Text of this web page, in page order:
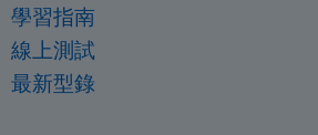
學習指南
線上測試
最新型錄